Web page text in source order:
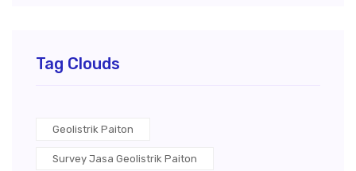
Tag Clouds
Geolistrik Paiton
Survey Jasa Geolistrik Paiton